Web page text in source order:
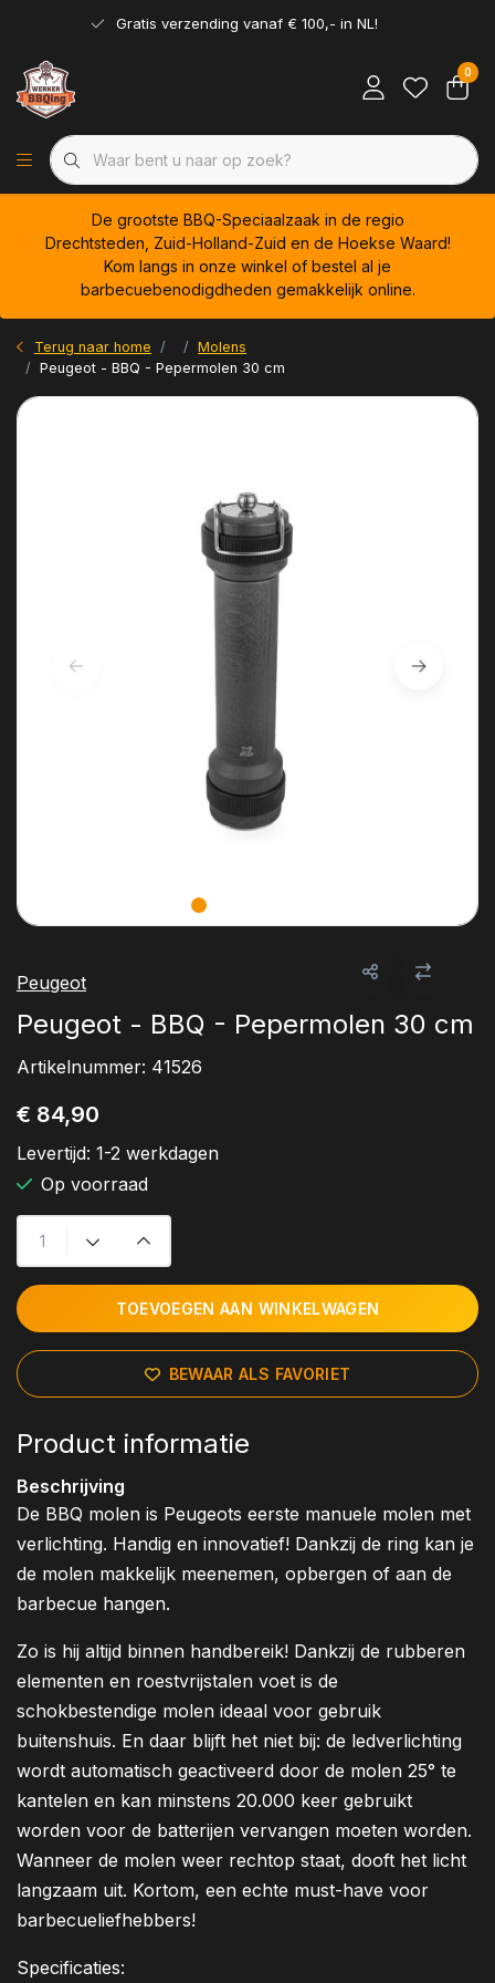
Gratis verzending vanaf € 100,- in NL!
0
De grootste BBQ-Speciaalzaak in de regio
Drechtsteden, Zuid-Holland-Zuid en de Hoekse Waard!
Kom langs in onze winkel of bestel al je
barbecuebenodigdheden gemakkelijk online.
Terug naar home
Molens
Peugeot - BBQ - Pepermolen 30 cm
Peugeot
Peugeot - BBQ - Pepermolen 30 cm
Artikelnummer: 41526
€ 84,90
Levertijd: 1-2 werkdagen
Op voorraad
TOEVOEGEN AAN WINKELWAGEN
BEWAAR ALS FAVORIET
Product informatie
Beschrijving
De BBQ molen is Peugeots eerste manuele molen met
verlichting. Handig en innovatief! Dankzij de ring kan je
de molen makkelijk meenemen, opbergen of aan de
barbecue hangen.
Zo is hij altijd binnen handbereik! Dankzij de rubberen
elementen en roestvrijstalen voet is de
schokbestendige molen ideaal voor gebruik
buitenshuis. En daar blijft het niet bij: de ledverlichting
wordt automatisch geactiveerd door de molen 25° te
kantelen en kan minstens 20.000 keer gebruikt
worden voor de batterijen vervangen moeten worden.
Wanneer de molen weer rechtop staat, dooft het licht
langzaam uit. Kortom, een echte must-have voor
barbecueliefhebbers!
Specificaties: